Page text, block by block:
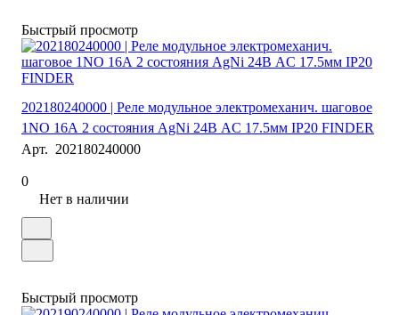
Быстрый просмотр
202180240000 | Реле модульное электромеханич. шаговое
1NO 16А 2 состояния AgNi 24В AC 17.5мм IP20 FINDER
Арт. 202180240000
0
Нет в наличии
Быстрый просмотр